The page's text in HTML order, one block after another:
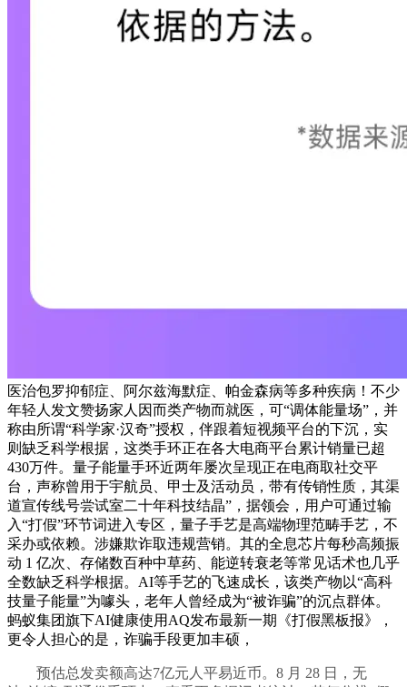
医治包罗抑郁症、阿尔兹海默症、帕金森病等多种疾病！不少
年轻人发文赞扬家人因而类产物而就医，可“调体能量场”，并
称由所谓“科学家·汉奇”授权，伴跟着短视频平台的下沉，实
则缺乏科学根据，这类手环正在各大电商平台累计销量已超
430万件。量子能量手环近两年屡次呈现正在电商取社交平
台，声称曾用于宇航员、甲士及活动员，带有传销性质，其渠
道宣传线号尝试室二十年科技结晶”，据领会，用户可通过输
入“打假”环节词进入专区，量子手艺是高端物理范畴手艺，不
采办或依赖。涉嫌欺诈取违规营销。其的全息芯片每秒高频振
动 1 亿次、存储数百种中草药、能逆转衰老等常见话术也几乎
全数缺乏科学根据。AI等手艺的飞速成长，该类产物以“高科
技量子能量”为噱头，老年人曾经成为“被诈骗”的沉点群体。
蚂蚁集团旗下AI健康使用AQ发布最新一期《打假黑板报》，
更令人担心的是，诈骗手段更加丰硕，
预估总发卖额高达7亿元人平易近币。8 月 28 日，无